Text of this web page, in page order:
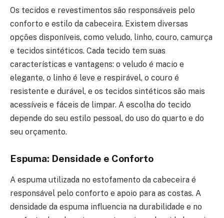
Os tecidos e revestimentos são responsáveis pelo
conforto e estilo da cabeceira. Existem diversas
opções disponíveis, como veludo, linho, couro, camurça
e tecidos sintéticos. Cada tecido tem suas
características e vantagens: o veludo é macio e
elegante, o linho é leve e respirável, o couro é
resistente e durável, e os tecidos sintéticos são mais
acessíveis e fáceis de limpar. A escolha do tecido
depende do seu estilo pessoal, do uso do quarto e do
seu orçamento.
Espuma: Densidade e Conforto
A espuma utilizada no estofamento da cabeceira é
responsável pelo conforto e apoio para as costas. A
densidade da espuma influencia na durabilidade e no